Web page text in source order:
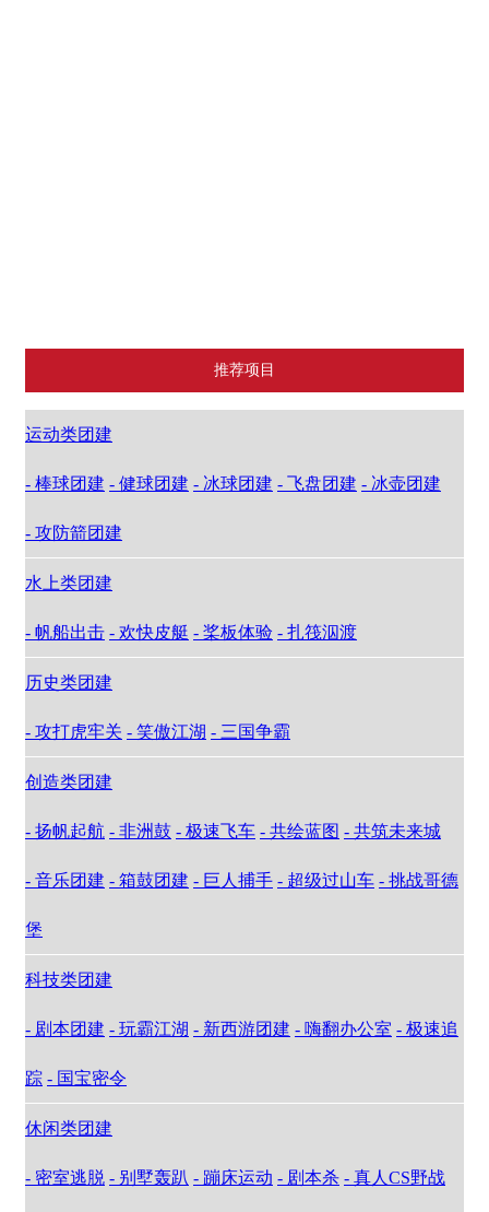
推荐项目
运动类团建
- 棒球团建 - 健球团建 - 冰球团建 - 飞盘团建 - 冰壶团建
- 攻防箭团建
水上类团建
- 帆船出击 - 欢快皮艇 - 桨板体验 - 扎筏泅渡
历史类团建
- 攻打虎牢关 - 笑傲江湖 - 三国争霸
创造类团建
- 扬帆起航 - 非洲鼓 - 极速飞车 - 共绘蓝图 - 共筑未来城
- 音乐团建 - 箱鼓团建 - 巨人捕手 - 超级过山车 - 挑战哥德
堡
科技类团建
- 剧本团建 - 玩霸江湖 - 新西游团建 - 嗨翻办公室 - 极速追
踪 - 国宝密令
休闲类团建
- 密室逃脱 - 别墅轰趴 - 蹦床运动 - 剧本杀 - 真人CS野战